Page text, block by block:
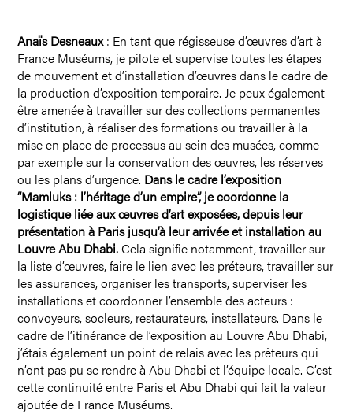
Anaïs Desneaux: En tant que régisseuse d’œuvres d’art à
France Muséums, je pilote et supervise toutes les étapes
de mouvement et d’installation d’œuvres dans le cadre de
la production d’exposition temporaire. Je peux également
être amenée à travailler sur des collections permanentes
d’institution, à réaliser des formations ou travailler à la
mise en place de processus au sein des musées, comme
par exemple sur la conservation des œuvres, les réserves
ou les plans d’urgence. Dans le cadre l’exposition
“Mamluks : l’héritage d’un empire”, je coordonne la
logistique liée aux œuvres d’art exposées, depuis leur
présentation à Paris jusqu’à leur arrivée et installation au
Louvre Abu Dhabi.Cela signifie notamment, travailler sur
la liste d’œuvres, faire le lien avec les préteurs, travailler sur
les assurances, organiser les transports, superviser les
installations et coordonner l’ensemble des acteurs :
convoyeurs, socleurs, restaurateurs, installateurs. Dans le
cadre de l’itinérance de l’exposition au Louvre Abu Dhabi,
j’étais également un point de relais avec les prêteurs qui
n’ont pas pu se rendre à Abu Dhabi et l’équipe locale. C’est
cette continuité entre Paris et Abu Dhabi qui fait la valeur
ajoutée de France Muséums.